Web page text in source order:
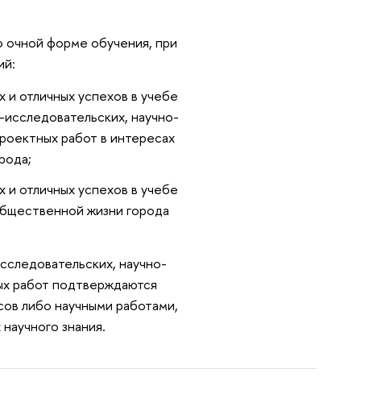
форме обучения, при
отличных успехов в учебе
научно-
работ в интересах
отличных успехов в учебе
жизни города
научно-
работ подтверждаются
либо научными работами,
знания.